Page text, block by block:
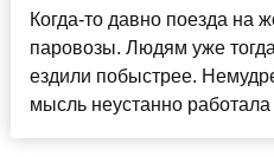
Когда-то давно поезда на
паровозы. Людям уже
ездили побыстрее.
мысль неустанно